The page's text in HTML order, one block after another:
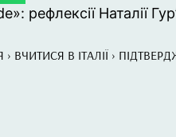
рефлексії Наталії
› ВЧИТИСЯ В ІТАЛІЇ ›